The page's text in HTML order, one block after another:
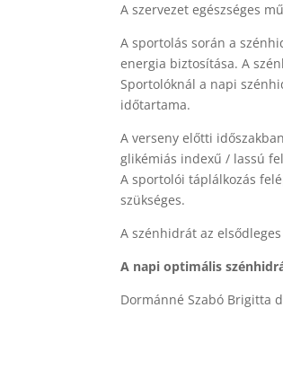
A szervezet egészséges
A sportolás során a
energia biztosítása. A
Sportolóknál a napi
időtartama.
A verseny előtti
glikémiás indexű / lassú
A sportolói táplálkozás
szükséges.
A szénhidrát az
A napi optimális
Dormánné Szabó Brigitta